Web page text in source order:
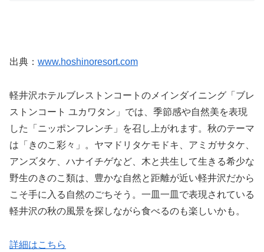
出典： www.hoshinoresort.com
軽井沢ホテルブレストンコートのメインダイニング「ブレ
ストンコート ユカワタン」では、季節感や自然美を表現
した「ニッポンフレンチ」を召し上がれます。秋のテーマ
は「きのこ彩々」。ヤマドリタケモドキ、アミガサタケ、
アンズタケ、ハナイチゲなど、木と共生して生きる希少な
野生のきのこ類は、豊かな自然と距離が近い軽井沢だから
こそ手に入る自然のごちそう。一皿一皿で表現されている
軽井沢の秋の風景を探しながら食べるのも楽しいかも。
詳細はこちら